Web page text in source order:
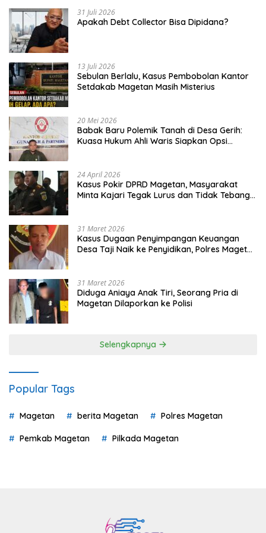
31 Juli 2026
Apakah Debt Collector Bisa Dipidana?
13 Juli 2026
Sebulan Berlalu, Kasus Pembobolan Kantor
Setdakab Magetan Masih Misterius
20 Mei 2026
Babak Baru Polemik Tanah di Desa Gerih:
Kuasa Hukum Ahli Waris Siapkan Opsi
24 April 2026
Kasus Pokir DPRD Magetan, Masyarakat
Minta Kajari Tegak Lurus dan Tidak Tebang
31 Maret 2026
Kasus Dugaan Penyimpangan Keuangan
Desa Taji Naik ke Penyidikan, Polres Magetan
31 Maret 2026
Diduga Aniaya Anak Tiri, Seorang Pria di
Magetan Dilaporkan ke Polisi
Selengkapnya
Popular Tags
Magetan berita Magetan Polres Magetan
Pemkab Magetan Pilkada Magetan